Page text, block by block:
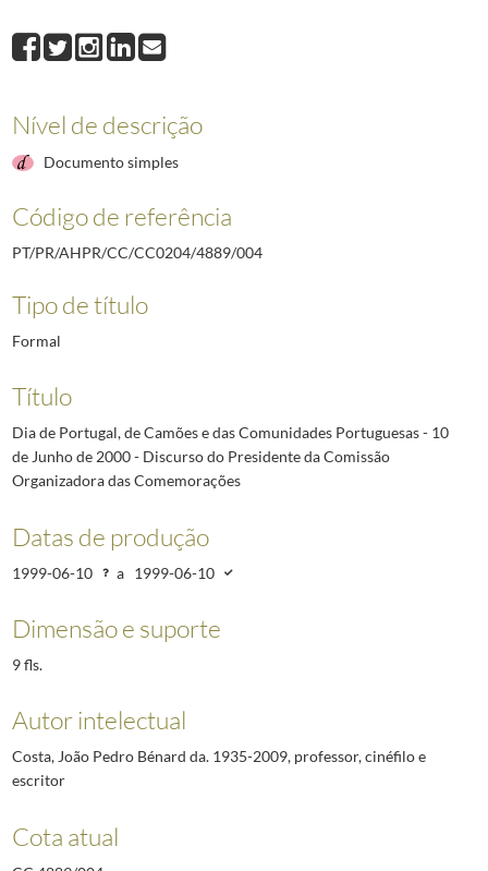
009
Carta-ofício n.º 1330 (original) do Presidente da Câmara Municipal de
Nível de descrição
Documento simples
Código de referência
PT/PR/AHPR/CC/CC0204/4889/004
Tipo de título
Formal
Título
Dia de Portugal, de Camões e das Comunidades Portuguesas - 10
de Junho de 2000 - Discurso do Presidente da Comissão
Organizadora das Comemorações
Datas de produção
1999-06-10 a 1999-06-10
Dimensão e suporte
9 fls.
Autor intelectual
Costa, João Pedro Bénard da. 1935-2009, professor, cinéfilo e
escritor
Cota atual